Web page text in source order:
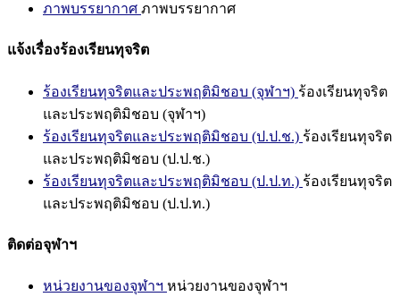
ภาพบรรยากาศ ภาพบรรยากาศ
แจ้งเรื่องร้องเรียนทุจริต
ร้องเรียนทุจริตและประพฤติมิชอบ (จุฬาฯ) ร้องเรียนทุจริต
และประพฤติมิชอบ (จุฬาฯ)
ร้องเรียนทุจริตและประพฤติมิชอบ (ป.ป.ช.) ร้องเรียนทุจริต
และประพฤติมิชอบ (ป.ป.ช.)
ร้องเรียนทุจริตและประพฤติมิชอบ (ป.ป.ท.) ร้องเรียนทุจริต
และประพฤติมิชอบ (ป.ป.ท.)
ติดต่อจุฬาฯ
หน่วยงานของจุฬาฯ หน่วยงานของจุฬาฯ